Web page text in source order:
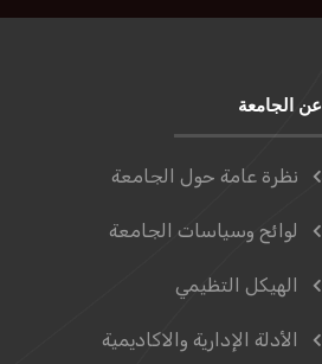
عن الجامعة
نظرة عامة حول الجامعة
لوائح وسياسات الجامعة
الهيكل التظيمي
الأدلة الإدارية والاكاديمية